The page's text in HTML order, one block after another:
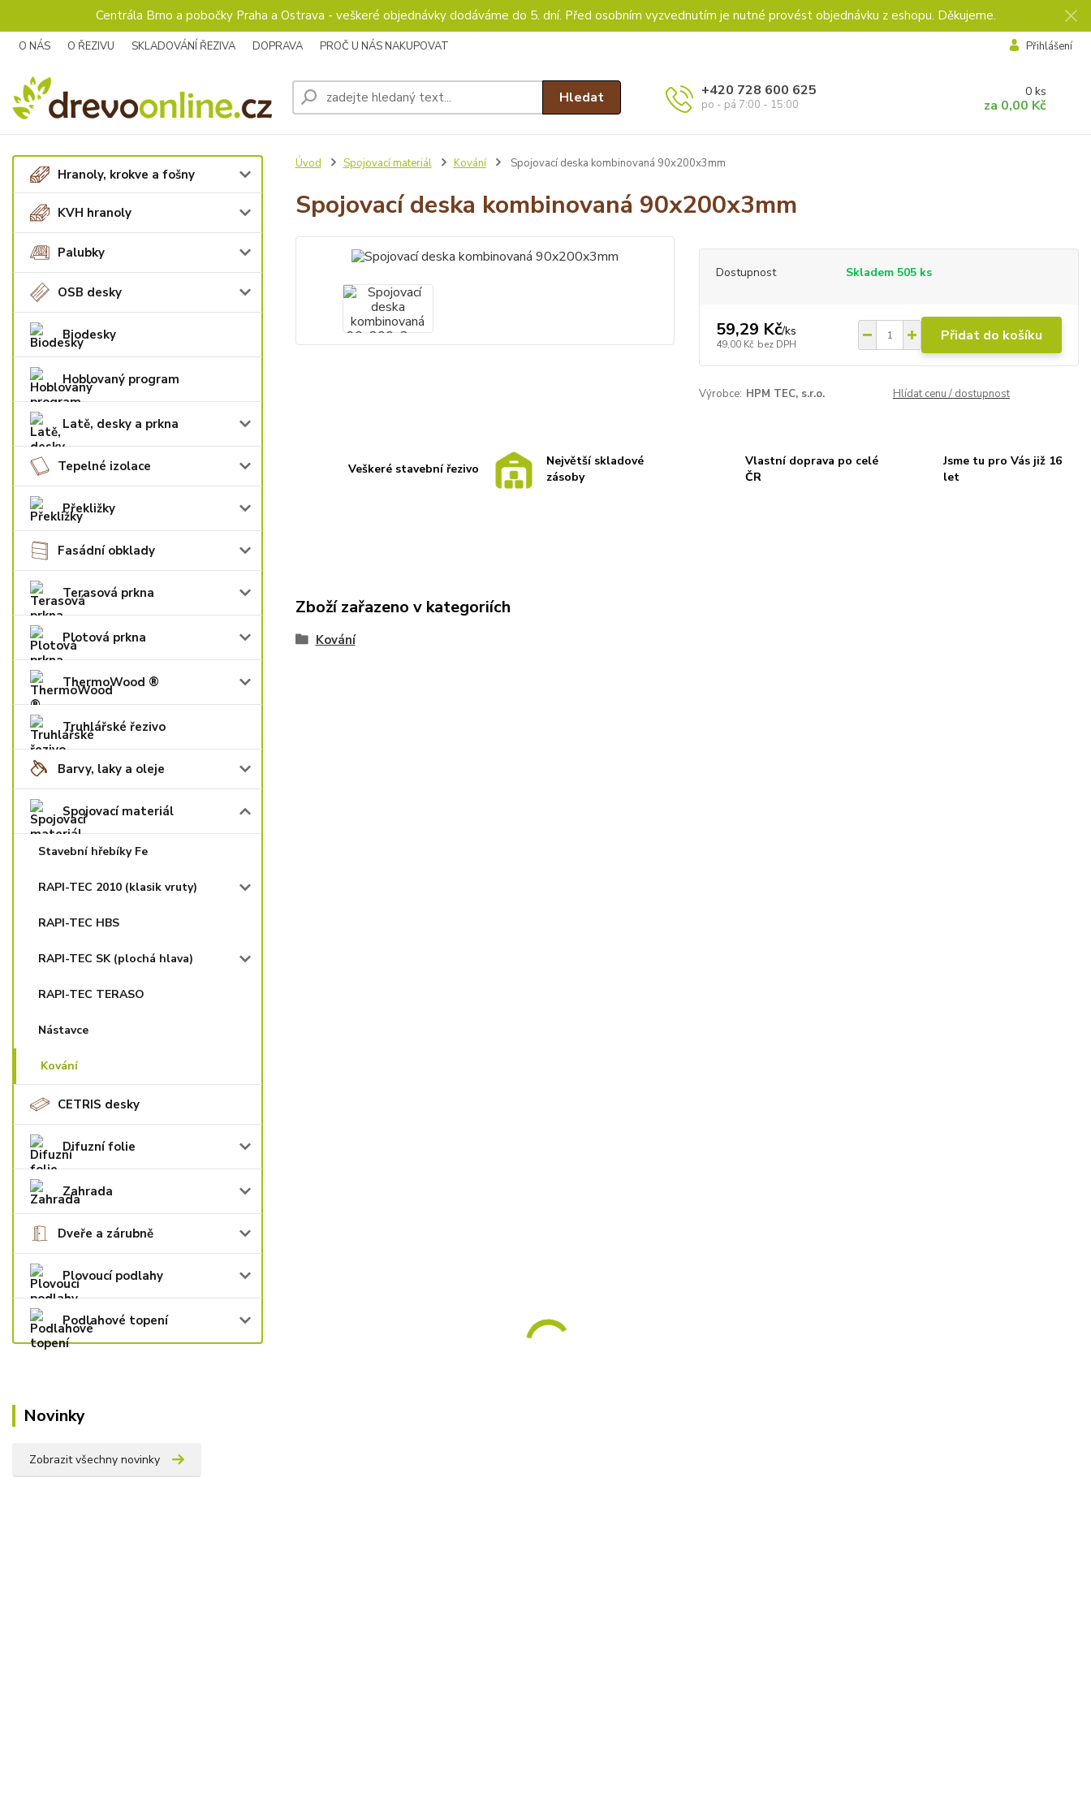
Centrála Brno a pobočky Praha a Ostrava - veškeré objednávky dodáváme do 5. dní. Před osobním vyzvednutím je nutné provést objednávku z eshopu. Děkujeme.
O NÁS O ŘEZIVU SKLADOVÁNÍ ŘEZIVA DOPRAVA PROČ U NÁS NAKUPOVAT Přihlášení
Hledat +420 728 600 625
po - pá 7:00 - 15:00
0 ks
za 0,00 Kč
Hranoly, krokve a fošny
KVH hranoly
Palubky
OSB desky
Biodesky
Hoblovaný program
Latě, desky a prkna
Tepelné izolace
Překližky
Fasádní obklady
Terasová prkna
Plotová prkna
ThermoWood ®
Truhlářské řezivo
Barvy, laky a oleje
Spojovací materiál
Stavební hřebíky Fe
RAPI-TEC 2010 (klasik vruty)
RAPI-TEC HBS
RAPI-TEC SK (plochá hlava)
RAPI-TEC TERASO
Nástavce
Kování
CETRIS desky
Difuzní folie
Zahrada
Dveře a zárubně
Plovoucí podlahy
Podlahové topení
Novinky
Zobrazit všechny novinky
Úvod Spojovací materiál Kování Spojovací deska kombinovaná 90x200x3mm
Spojovací deska kombinovaná 90x200x3mm
Dostupnost Skladem 505 ks
59,29 Kč/ks
49,00 Kč bez DPH Přidat do košíku
Výrobce: HPM TEC, s.r.o. Hlídat cenu / dostupnost
Veškeré stavební řezivo
Největší skladové
zásoby
Vlastní doprava po celé
ČR
Jsme tu pro Vás již 16
let
Zboží zařazeno v kategoriích
Kování